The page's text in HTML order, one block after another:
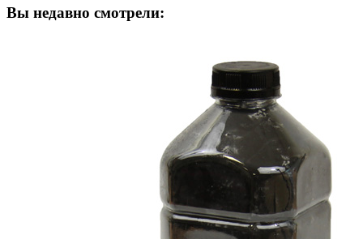
Вы недавно смотрели: